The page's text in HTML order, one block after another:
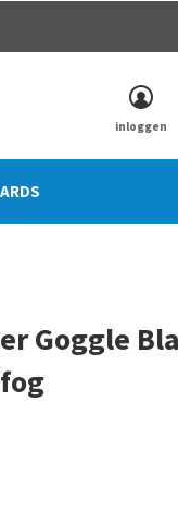
inloggen
Goggle